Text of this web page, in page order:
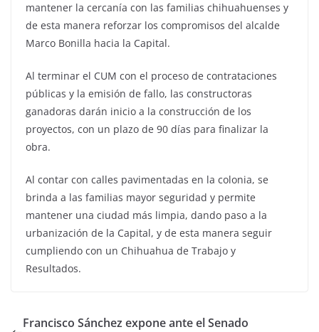
mantener la cercanía con las familias chihuahuenses y
de esta manera reforzar los compromisos del alcalde
Marco Bonilla hacia la Capital.
Al terminar el CUM con el proceso de contrataciones
públicas y la emisión de fallo, las constructoras
ganadoras darán inicio a la construcción de los
proyectos, con un plazo de 90 días para finalizar la
obra.
Al contar con calles pavimentadas en la colonia, se
brinda a las familias mayor seguridad y permite
mantener una ciudad más limpia, dando paso a la
urbanización de la Capital, y de esta manera seguir
cumpliendo con un Chihuahua de Trabajo y
Resultados.
Francisco Sánchez expone ante el Senado